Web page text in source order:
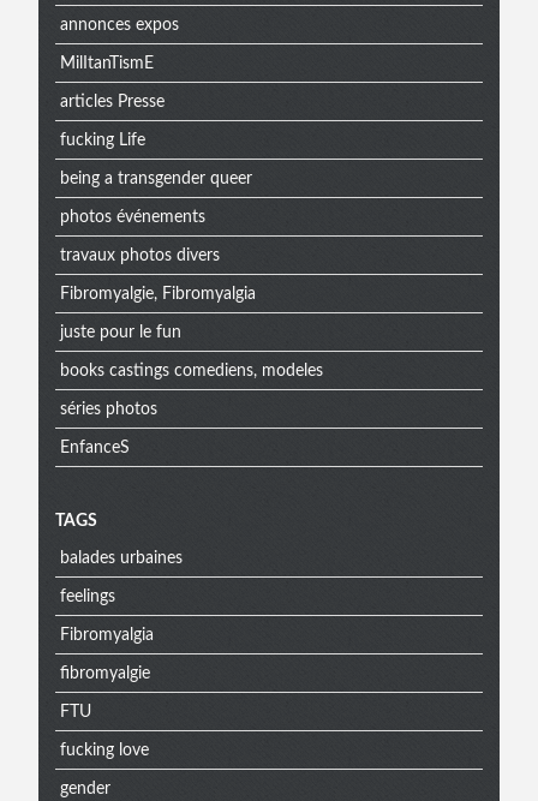
annonces expos
MilItanTismE
articles Presse
fucking Life
being a transgender queer
photos événements
travaux photos divers
Fibromyalgie, Fibromyalgia
juste pour le fun
books castings comediens, modeles
séries photos
EnfanceS
Menu
extra
TAGS
balades urbaines
feelings
Fibromyalgia
fibromyalgie
FTU
fucking love
gender